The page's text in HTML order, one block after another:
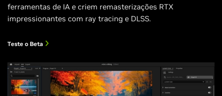
ferramentas de IA e criem remasterizações RTX
impressionantes com ray tracing e DLSS.
Teste o Beta